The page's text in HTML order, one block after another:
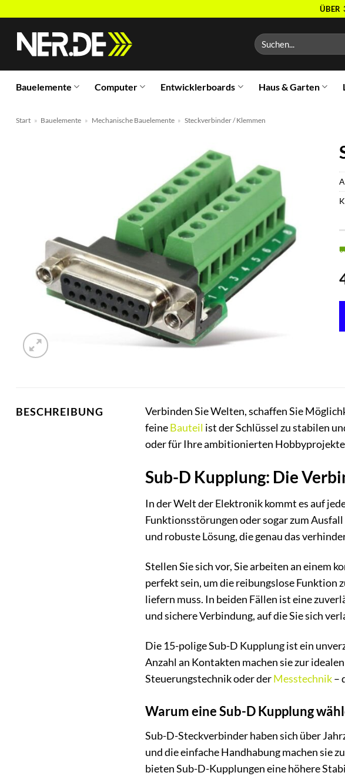
springen
ÜBER
Suchen
nach:
Bauelemente Computer Entwicklerboards Haus & Garten
Start » Bauelemente » Mechanische Bauelemente » Steckverbinder / Klemmen
BESCHREIBUNG
Verbinden Sie Welten, schaffen Sie
feineBauteil ist der Schlüssel zu stabilen
oder für Ihre ambitionierten
Sub-D Kupplung: Die
In der Welt der Elektronik kommt es auf
Funktionsstörungen oder sogar zum
und robuste Lösung, die genau das
Stellen Sie sich vor, Sie arbeiten an einem
perfekt sein, um die reibungslose Funktion
liefern muss. In beiden Fällen ist eine
und sichere Verbindung, auf die Sie sich
Die 15-polige Sub-D Kupplung ist ein
Anzahl an Kontakten machen sie zur
Steuerungstechnik oder derMesstechnik–
Warum eine Sub-D Kupplung
Sub-D-Steckverbinder haben sich über
und die einfache Handhabung machen sie
bieten Sub-D-Kupplungen eine höhere